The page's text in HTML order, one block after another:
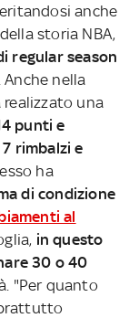
anche
storia NBA,
regular season
Anche nella
una
punti e
rimbalzi e
ha
di condizione
al
in questo
30 o 40
"Per quanto